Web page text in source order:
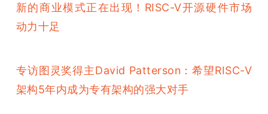
新的商业模式正在出现！RISC-V开源硬件市场
动力十足
专访图灵奖得主David Patterson：希望RISC-V
架构5年内成为专有架构的强大对手